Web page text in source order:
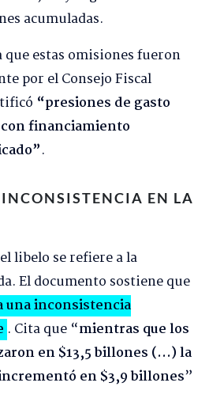
acumuladas.
que estas omisiones fueron
por el Consejo Fiscal
“presiones de gasto
financiamiento
.
EN LA
libelo se refiere a la
El documento sostiene que
inconsistencia
. Cita que “mientras que los
en $13,5 billones (…) la
en $3,9 billones”